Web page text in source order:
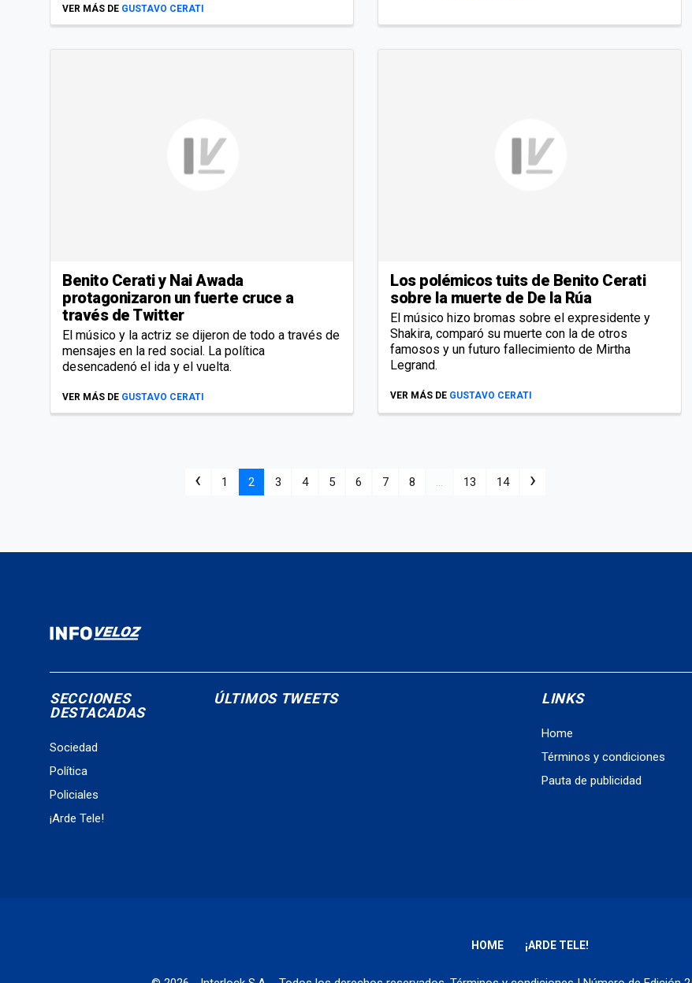
VER MÁS DE GUSTAVO CERATI
Benito Cerati y Nai Awada
protagonizaron un fuerte cruce a
través de Twitter
El músico y la actriz se dijeron de todo a través de
mensajes en la red social. La política
desencadenó el ida y el vuelta.
VER MÁS DE GUSTAVO CERATI
Los polémicos tuits de Benito Cerati
sobre la muerte de De la Rúa
El músico hizo bromas sobre el expresidente y
Shakira, comparó su muerte con la de otros
famosos y un futuro fallecimiento de Mirtha
Legrand.
VER MÁS DE GUSTAVO CERATI
‹ 1 2 3 4 5 6 7 8 ... 13 14 ›
SECCIONES
DESTACADAS
Sociedad
Política
Policiales
¡Arde Tele!
ÚLTIMOS TWEETS LINKS
Home
Términos y condiciones
Pauta de publicidad
HOME ¡ARDE TELE!